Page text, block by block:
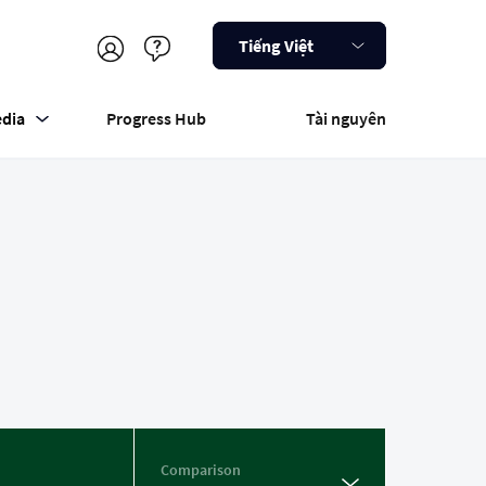
Tiếng Việt
Progress Hub Tài nguyên
Comparison